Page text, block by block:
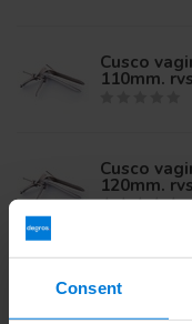
Consent
Cusco
110mm.
Cusco
120mm.
130mm. rvs.